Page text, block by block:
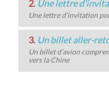
2. Une lettre
Une lettre d’invitation
3. Un billet aller-
Un billet d’avion
vers la Chine